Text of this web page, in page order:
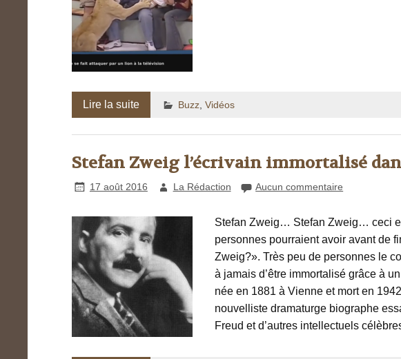
Lire la suite Buzz, Vidéos
Stefan Zweig l’écrivain immortalisé
17 août 2016 La Rédaction Aucun commentaire
Stefan Zweig… Stefan Zweig… ceci
personnes pourraient avoir avant de
Zweig?». Très peu de personnes le
à jamais d’être immortalisé grâce à
née en 1881 à Vienne et mort en
nouvelliste dramaturge biographe
Freud et d’autres intellectuels